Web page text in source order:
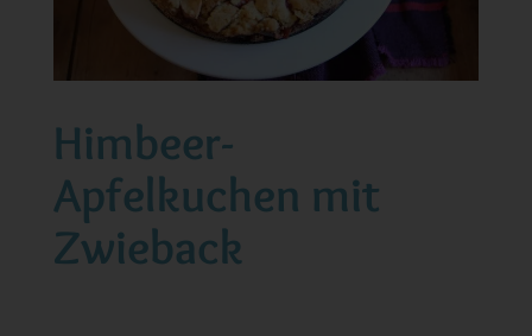
Himbeer-
Apfelkuchen mit
Zwieback